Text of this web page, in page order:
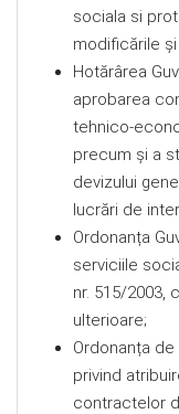
sociala si
modificările
Hotărârea
aprobarea
tehnico-
precum şi a
devizului
lucrări de
Ordonanța
serviciile
nr. 515/2003,
ulterioare;
Ordonanța de
privind
contractelor